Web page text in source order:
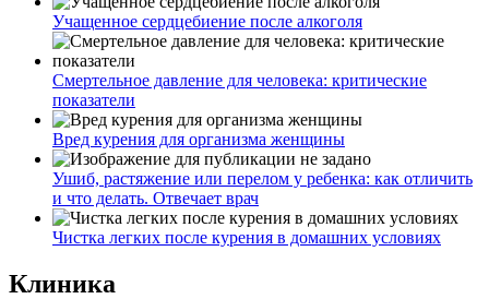
Учащенное сердцебиение после алкоголя
Смертельное давление для человека: критические
показатели
Вред курения для организма женщины
Ушиб, растяжение или перелом у ребенка: как отличить
и что делать. Отвечает врач
Чистка легких после курения в домашних условиях
Клиника